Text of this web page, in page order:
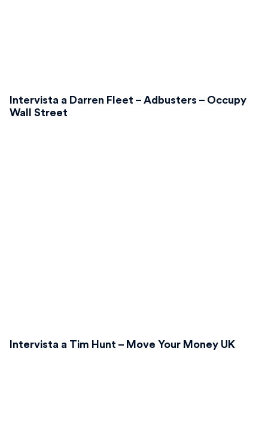
Intervista a Darren Fleet – Adbusters – Occupy
Wall Street
Intervista a Tim Hunt – Move Your Money UK